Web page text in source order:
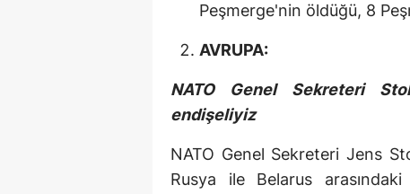
Peşmerge'nin öldüğü, 8
AVRUPA:
NATO Genel Sekreteri
endişeliyiz
NATO Genel Sekreteri Jens
Rusya ile Belarus